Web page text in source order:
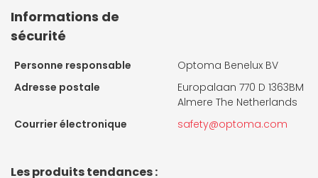
Informations de
sécurité
Personne responsable
Optoma Benelux BV
Adresse postale
Europalaan 770 D 1363BM
Almere The Netherlands
Courrier électronique
safety@optoma.com
Les produits tendances :